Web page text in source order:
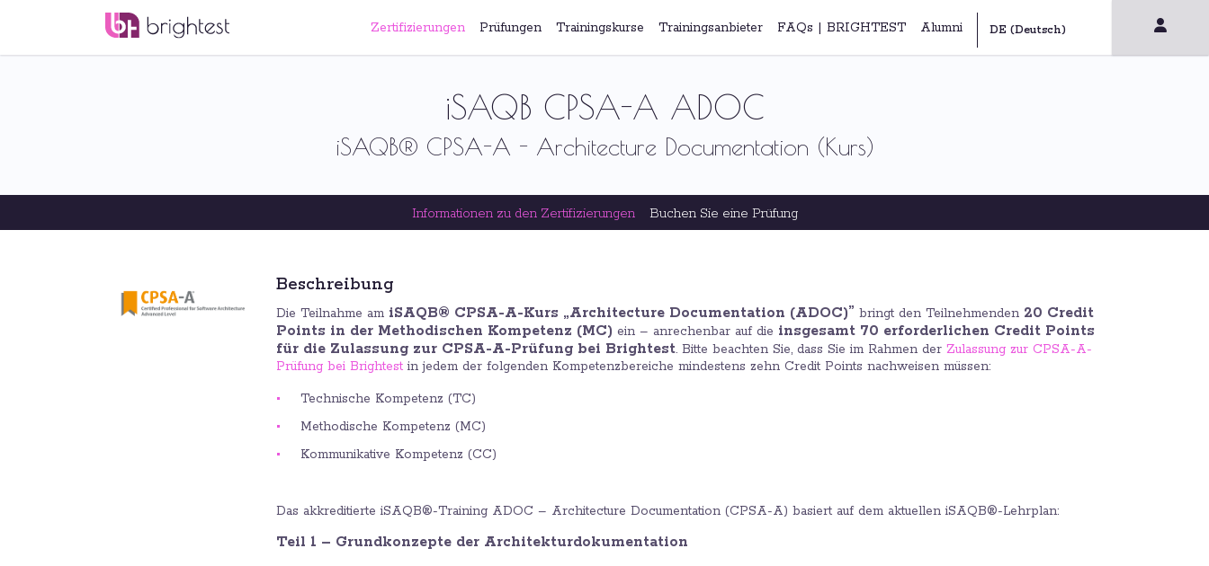
Zertifizierungen Prüfungen Trainingskurse Trainingsanbieter FAQs | BRIGHTEST Alumni
iSAQB CPSA-A ADOC
iSAQB® CPSA-A - Architecture Documentation (Kurs)
Informationen zu den Zertifizierungen Buchen Sie eine Prüfung
Beschreibung
Die Teilnahme am iSAQB® CPSA-A-Kurs „Architecture Documentation (ADOC)” bringt den Teilnehmenden 20 Credit
Points in der Methodischen Kompetenz (MC) ein – anrechenbar auf die insgesamt 70 erforderlichen Credit Points
für die Zulassung zur CPSA-A-Prüfung bei Brightest. Bitte beachten Sie, dass Sie im Rahmen der Zulassung zur CPSA-A-
Prüfung bei Brightest in jedem der folgenden Kompetenzbereiche mindestens zehn Credit Points nachweisen müssen:
Technische Kompetenz (TC)
Methodische Kompetenz (MC)
Kommunikative Kompetenz (CC)
Das akkreditierte iSAQB®-Training ADOC – Architecture Documentation (CPSA-A) basiert auf dem aktuellen iSAQB®-Lehrplan:
Teil 1 – Grundkonzepte der Architekturdokumentation